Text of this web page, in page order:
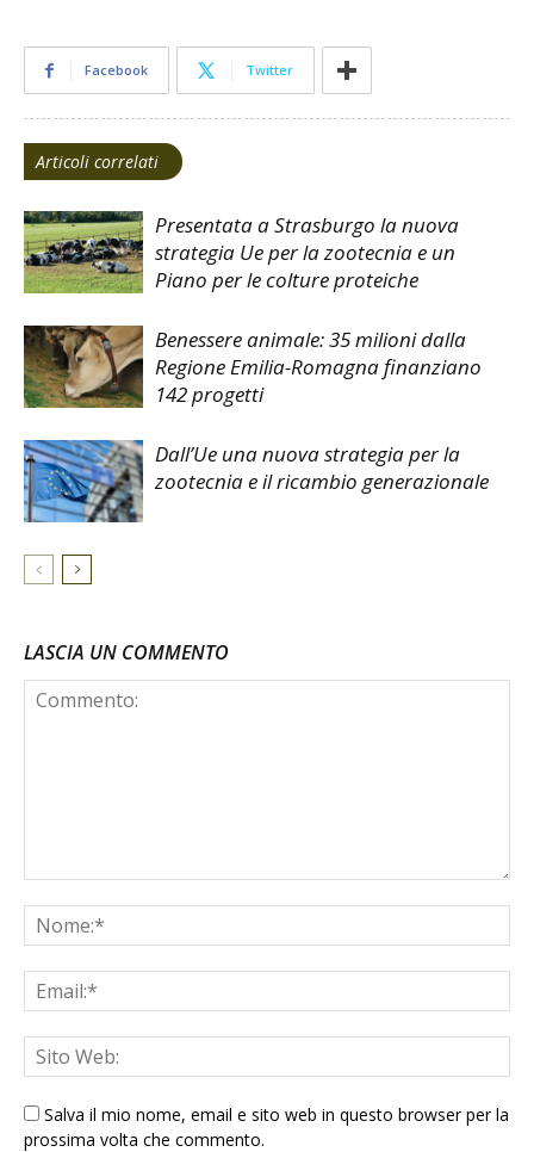
Facebook Twitter
Articoli correlati
Presentata a Strasburgo la nuova
strategia Ue per la zootecnia e un
Piano per le colture proteiche
Benessere animale: 35 milioni dalla
Regione Emilia-Romagna finanziano
142 progetti
Dall’Ue una nuova strategia per la
zootecnia e il ricambio generazionale
LASCIA UN COMMENTO
Salva il mio nome, email e sito web in questo browser per la
prossima volta che commento.